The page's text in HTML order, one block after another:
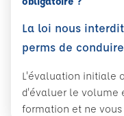
La loi nous
perms de
L'évaluation initiale
d'évaluer le volume
formation et ne